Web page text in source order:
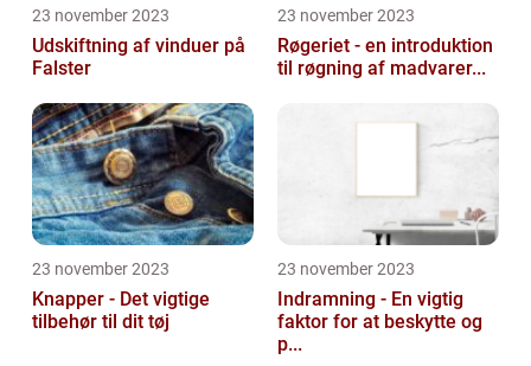
23 november 2023
Udskiftning af vinduer på
Falster
23 november 2023
Røgeriet - en introduktion
til røgning af madvarer...
23 november 2023
Knapper - Det vigtige
tilbehør til dit tøj
23 november 2023
Indramning - En vigtig
faktor for at beskytte og
p...